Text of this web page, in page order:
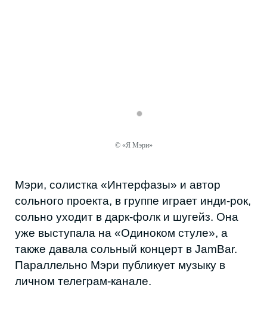
© «Я Мэри»
Mo i пишет электронную музыку и
брейккор. Живые концерты он чаще всего
даёт на том же «Одиноком стуле» — одной
музыка звучит вживую.
«Для меня музыка — это всецело моя
жизнь. Даже несмотря на то, что она
мне почти никакой отдачи не даёт, и я
не получаю денег с этого. Я